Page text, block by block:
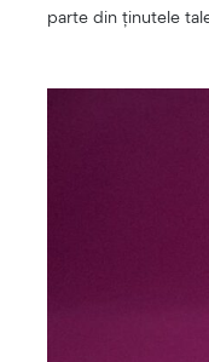
parte din ținutele